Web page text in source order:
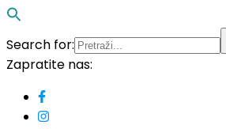
Search for:
Zapratite nas: